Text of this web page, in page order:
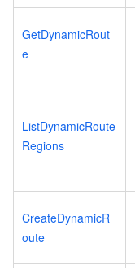
GetDynamicRout
e
ListDynamicRoute
Regions
CreateDynamicR
oute